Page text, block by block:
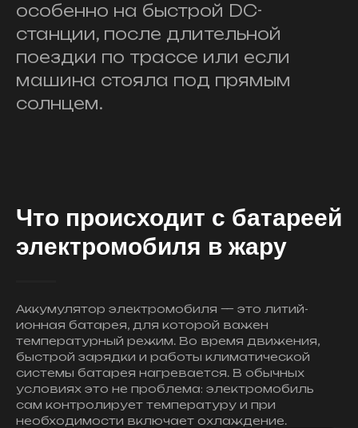
особенно на быстрой DC-
станции, после длительной
поездки по трассе или если
машина стояла под прямым
солнцем.
Что происходит с батареей
электромобиля в жару
Аккумулятор электромобиля — это литий-
ионная батарея, для которой важен
температурный режим. Во время движения,
быстрой зарядки и работы климатической
системы батарея нагревается. В обычных
условиях это не проблема: электромобиль
сам контролирует температуру и при
необходимости включает охлаждение.